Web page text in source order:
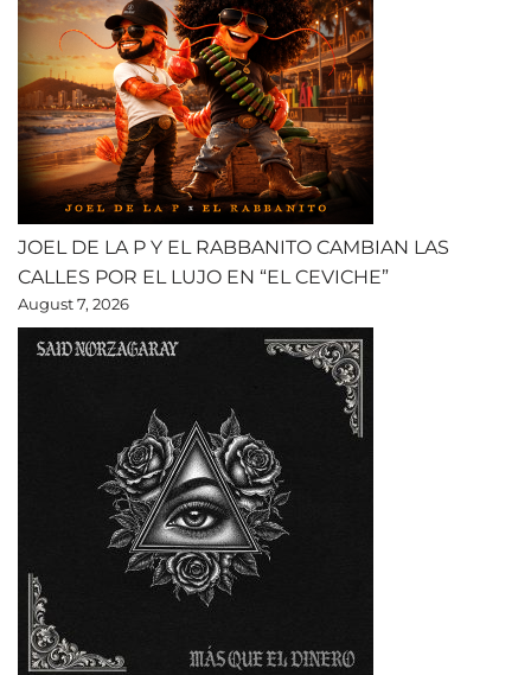
JOEL DE LA P Y EL RABBANITO CAMBIAN LAS
CALLES POR EL LUJO EN “EL CEVICHE”
August 7, 2026